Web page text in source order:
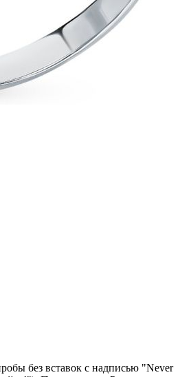
без вставок с надписью "Never